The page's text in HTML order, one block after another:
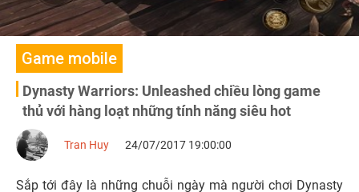
Game mobile
Dynasty Warriors: Unleashed chiều lòng game
thủ với hàng loạt những tính năng siêu hot
Tran Huy 24/07/2017 19:00:00
Sắp tới đây là những chuỗi ngày mà người chơi Dynasty